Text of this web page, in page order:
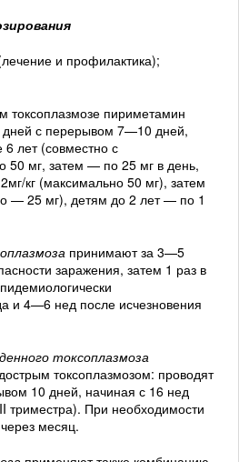
и профилактика);
токсоплазмозе пириметамин
дней с перерывом 7—10 дней,
лет (совместно с
мг, затем — по 25 мг в день,
кг (максимально 50 мг), затем
— 25 мг), детям до 2 лет — по 1
принимают за 3—5
заражения, затем 1 раз в
и 4—6 нед после исчезновения
токсоплазмоза
токсоплазмозом: проводят
10 дней, начиная с 16 нед
триместра). При необходимости
месяц.